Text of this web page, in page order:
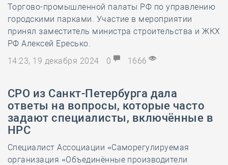
Торгово-промышленной палаты РФ по управлению
городскими парками. Участие в мероприятии
принял заместитель министра строительства и ЖКХ
РФ Алексей Ересько.
14:23, 19 декабря 2024
0 1666
СРО из Санкт-Петербурга дала
ответы на вопросы, которые часто
задают специалисты, включённые в
НРС
Специалист Ассоциации «Саморегулируемая
организация «Объединённые производители